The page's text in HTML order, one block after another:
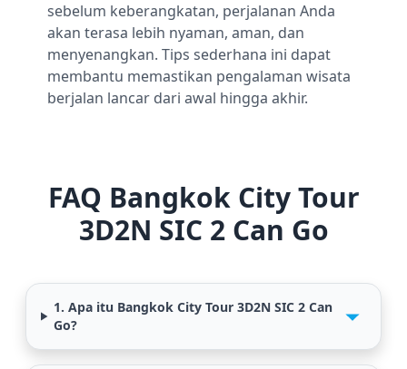
sebelum keberangkatan, perjalanan Anda
akan terasa lebih nyaman, aman, dan
menyenangkan. Tips sederhana ini dapat
membantu memastikan pengalaman wisata
berjalan lancar dari awal hingga akhir.
FAQ Bangkok City Tour
3D2N SIC 2 Can Go
1. Apa itu Bangkok City Tour 3D2N SIC 2 Can
Go?